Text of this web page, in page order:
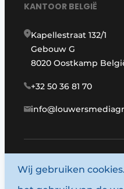
KANTOOR BELGIË
Kapellestraat 132/1
Gebouw G
8020 Oostkamp
+32 50 36 81 70
Wij gebruiken